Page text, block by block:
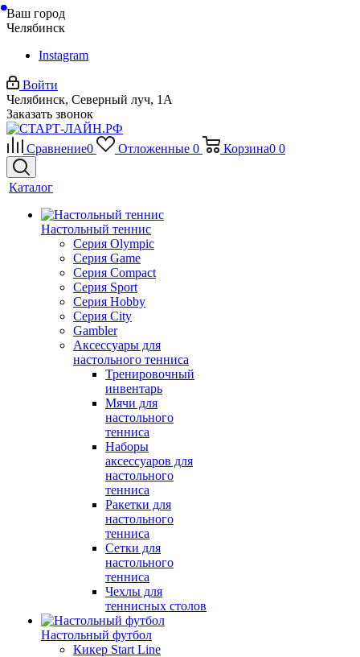
Ваш город
Челябинск
Instagram
Войти
Челябинск, Северный луч, 1А
Заказать звонок
Сравнение0 Отложенные 0 Корзина0 0
Каталог
Настольный теннис
Серия Olympic
Серия Game
Серия Compact
Серия Sport
Серия Hobby
Серия City
Gambler
Аксессуары для
настольного тенниса
Тренировочный
инвентарь
Мячи для
настольного
тенниса
Наборы
аксессуаров для
настольного
тенниса
Ракетки для
настольного
тенниса
Сетки для
настольного
тенниса
Чехлы для
теннисных столов
Настольный футбол
Кикер Start Line